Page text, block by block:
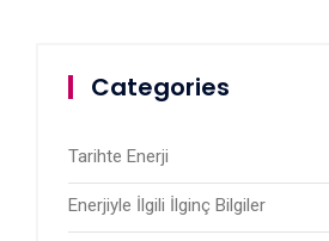
Categories
Tarihte Enerji
Enerjiyle İlgili İlginç Bilgiler